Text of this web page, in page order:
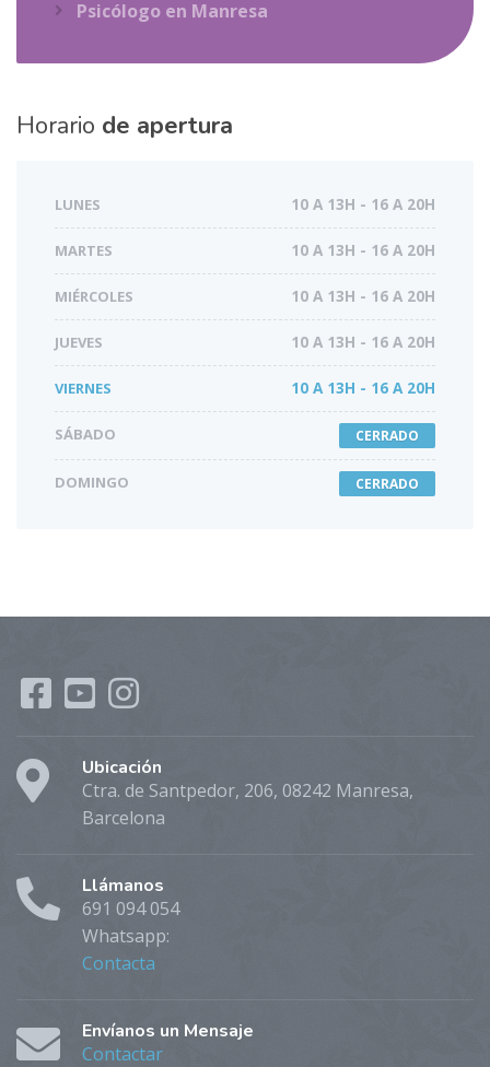
Psicólogo en Manresa
Horario de apertura
LUNES 10 A 13H - 16 A 20H
MARTES 10 A 13H - 16 A 20H
MIÉRCOLES 10 A 13H - 16 A 20H
JUEVES 10 A 13H - 16 A 20H
VIERNES 10 A 13H - 16 A 20H
SÁBADO CERRADO
DOMINGO CERRADO
Ubicación
Ctra. de Santpedor, 206, 08242 Manresa,
Barcelona
Llámanos
691 094 054
Whatsapp:
Contacta
Envíanos un Mensaje
Contactar